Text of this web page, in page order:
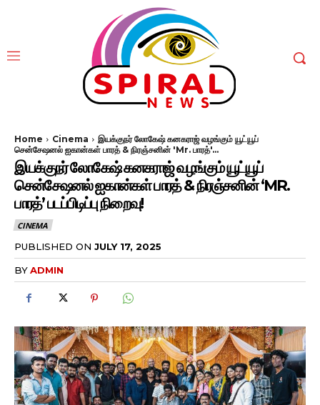
Home Cinema
இயக்குநர் லோகேஷ் கனகராஜ் வழங்கும் யூட்யூப்
சென்சேஷனல் ஐகான்கள் பாரத் & நிரஞ்சனின் 'Mr. பாரத்'...
இயக்குநர் லோகேஷ் கனகராஜ் வழங்கும் யூட்யூப்
சென்சேஷனல் ஐகான்கள் பாரத் & நிரஞ்சனின் ‘MR.
பாரத்’ படப்பிடிப்பு நிறைவு!
CINEMA
PUBLISHED ON JULY 17, 2025
BYADMIN